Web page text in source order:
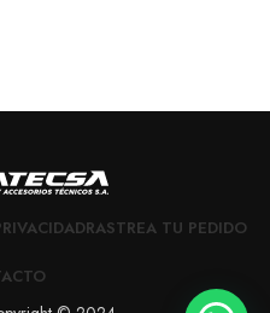
RASTREA TU PEDIDO